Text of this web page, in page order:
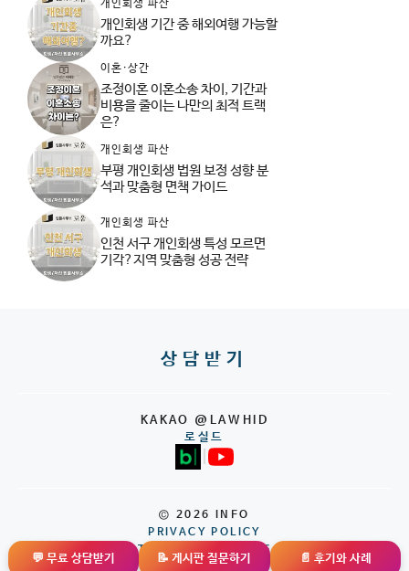
개인회생 파산
개인회생 기간 중 해외여행 가능할
까요?
이혼·상간
조정이혼 이혼소송 차이, 기간과
비용을 줄이는 나만의 최적 트랙
은?
개인회생 파산
부평 개인회생 법원 보정 성향 분
석과 맞춤형 면책 가이드
개인회생 파산
인천 서구 개인회생 특성 모르면
기각?지역 맞춤형 성공 전략
상담받기
KAKAO @LAWHID
로실드
© 2026 INFO
PRIVACY POLICY
TERMS OF SERVICE
💬 무료 상담받기 📝 게시판 질문하기 📄 후기와 사례